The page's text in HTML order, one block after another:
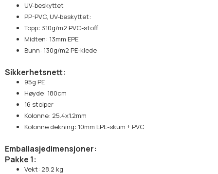
UV-beskyttet
PP-PVC, UV-beskyttet:
Topp: 310g/m2 PVC-stoff
Midten: 13mm EPE
Bunn: 130g/m2 PE-klede
Sikkerhetsnett:
95g PE
Høyde: 180cm
16 stolper
Kolonne: 25.4x1.2mm
Kolonne dekning: 10mm EPE-skum + PVC
Emballasjedimensjoner:
Pakke 1:
Vekt: 28.2 kg